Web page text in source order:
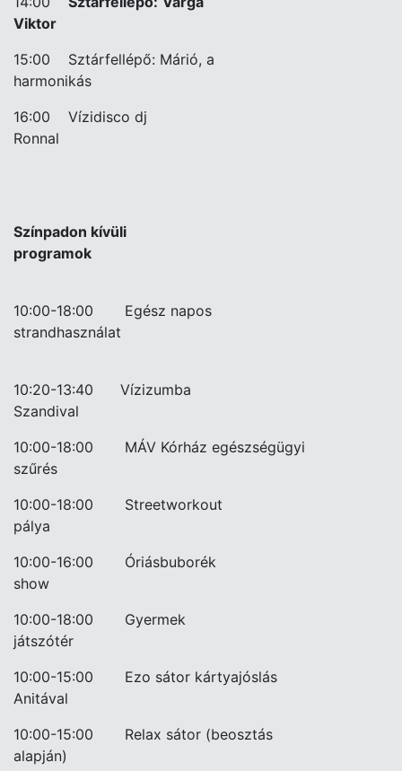
Viktor
15:00
Sztárfellépő: Márió, a
harmonikás
16:00
Vízidisco dj
Ronnal
Színpadon kívüli
programok
10:00-18:00
Egész napos
strandhasználat
10:20-13:40
Vízizumba
Szandival
10:00-18:00
MÁV Kórház egészségügyi
szűrés
10:00-18:00
Streetworkout
pálya
10:00-16:00
Óriásbuborék
show
10:00-18:00
Gyermek
játszótér
10:00-15:00
Ezo sátor kártyajóslás
Anitával
10:00-15:00
Relax sátor (beosztás
alapján)